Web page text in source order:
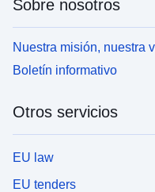
Sobre nosotros
Nuestra misión, nuestra
Boletín informativo
Otros servicios
EU law
EU tenders